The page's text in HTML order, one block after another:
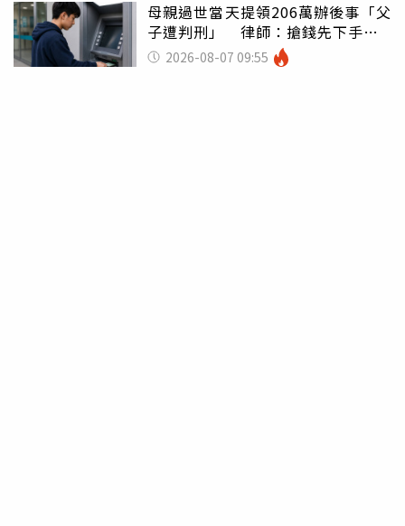
母親過世當天提領206萬辦後事「父
子遭判刑」 律師：搶錢先下手是
罪 2026-08-07 09:55